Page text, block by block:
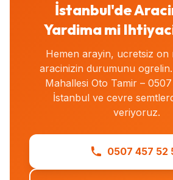
İstanbul'de
Yardima mi
Hemen arayin, ucretsiz on
aracinizin durumunu
Mahallesi Oto Tamir – 0507
İstanbul ve cevre
veriyoruz.
0507 457 52